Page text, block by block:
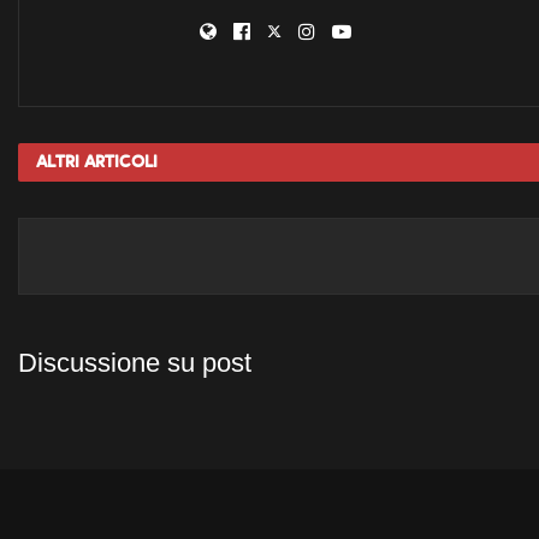
Altri Articoli
Discussione su post